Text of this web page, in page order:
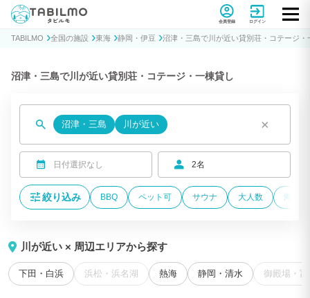
貸別荘コテージ・一棟貸し宿泊予約サイトTABILMO(タビルモ)
会員登録 ログイン
TABILMO 全国の施設 東海 静岡・伊豆 沼津・三島で川が近い貸別荘・コテージ・
沼津・三島で川が近い貸別荘・コテージ・一棟貸し
沼津・三島 川が近い ×
日付選択なし 2名
絞り込み BBQ ペット可 サウナ 大人数 海が
川が近い × 周辺エリアから探す
下田・白浜 浜松・浜名湖 熱海 静岡・清水 御殿場・